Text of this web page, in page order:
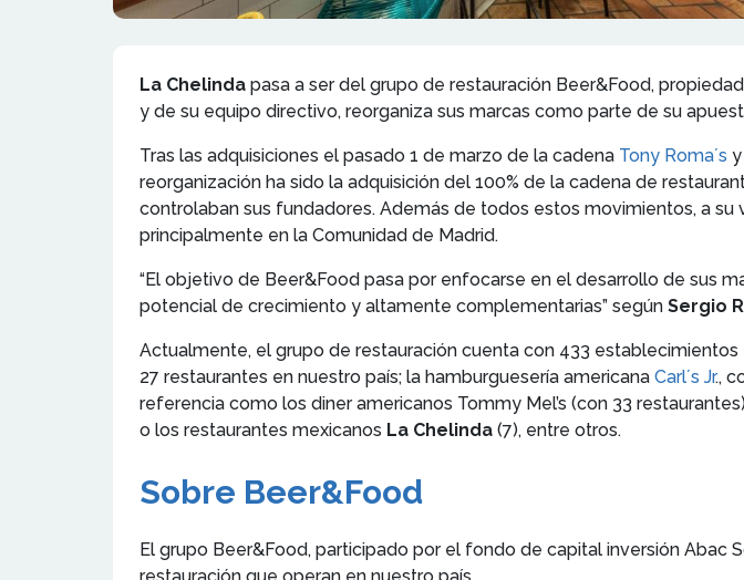
La Chelinda pasa a ser del grupo de restauración Beer&Food,
y de su equipo directivo, reorganiza sus marcas como parte de su
Tras las adquisiciones el pasado 1 de marzo de la cadena Tony Roma´s
reorganización ha sido la adquisición del 100% de la cadena de
controlaban sus fundadores. Además de todos estos movimientos, a
principalmente en la Comunidad de Madrid.
“El objetivo de Beer&Food pasa por enfocarse en el desarrollo de sus
potencial de crecimiento y altamente complementarias” según Sergio
Actualmente, el grupo de restauración cuenta con 433 establecimientos
27 restaurantes en nuestro país; la hamburguesería americana Carl´s Jr.,
referencia como los diner americanos Tommy Mel’s (con 33
o los restaurantes mexicanos La Chelinda (7), entre otros.
Sobre Beer&Food
El grupo Beer&Food, participado por el fondo de capital inversión Abac
restauración que operan en nuestro país.